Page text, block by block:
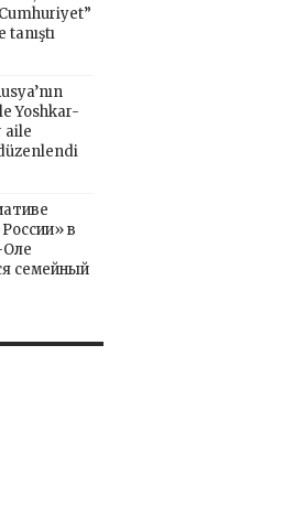
Cumhuriyet”
tanıştı
Yoshkar-
aile
в
семейный